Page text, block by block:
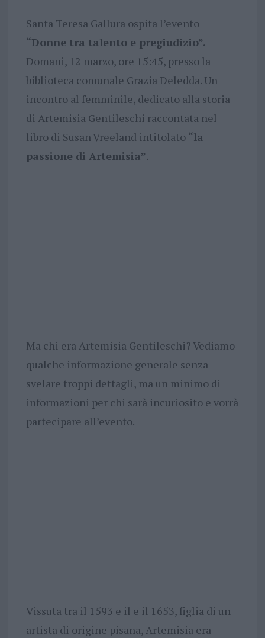
Santa Teresa Gallura ospita l’evento
“Donne tra talento e pregiudizio”.
Domani, 12 marzo, ore 15:45, presso la
biblioteca comunale Grazia Deledda. Un
incontro al femminile, dedicato alla storia
di Artemisia Gentileschi raccontata nel
libro di Susan Vreeland intitolato “la
passione di Artemisia”.
Ma chi era Artemisia Gentileschi? Vediamo
qualche informazione generale senza
svelare troppi dettagli, ma un minimo di
informazioni per chi sarà incuriosito e vorrà
partecipare all’evento.
Vissuta tra il 1593 e il e il 1653, figlia di un
artista di origine pisana, Artemisia era